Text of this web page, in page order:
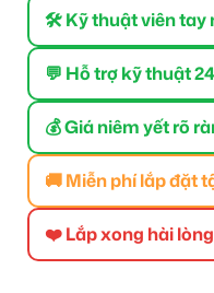
🛠 Kỹ thuật viên tay
💬 Hỗ trợ kỹ thuật
💰 Giá niêm yết rõ
🚚 Miễn phí lắp đặt
❤️ Lắp xong hài